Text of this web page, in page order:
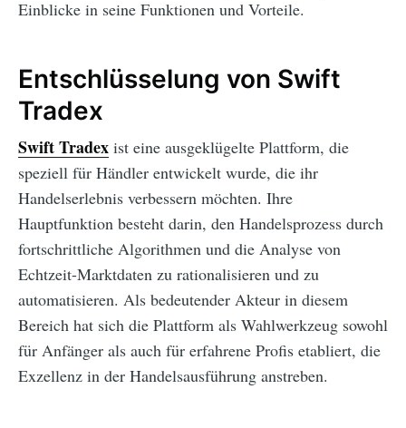
Einblicke in seine Funktionen und Vorteile.
Entschlüsselung von Swift
Tradex
Swift Tradex ist eine ausgeklügelte Plattform, die
speziell für Händler entwickelt wurde, die ihr
Handelserlebnis verbessern möchten. Ihre
Hauptfunktion besteht darin, den Handelsprozess durch
fortschrittliche Algorithmen und die Analyse von
Echtzeit-Marktdaten zu rationalisieren und zu
automatisieren. Als bedeutender Akteur in diesem
Bereich hat sich die Plattform als Wahlwerkzeug sowohl
für Anfänger als auch für erfahrene Profis etabliert, die
Exzellenz in der Handelsausführung anstreben.